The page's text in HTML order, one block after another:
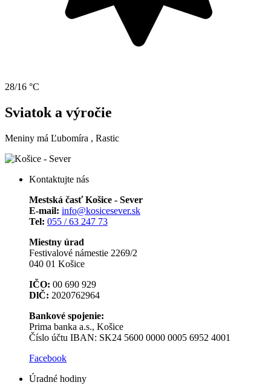
28/16 °C
Sviatok a výročie
Meniny má Ľubomíra , Rastic
Kontaktujte nás
Mestská časť Košice - Sever
E-mail: info@kosicesever.sk
Tel: 055 / 63 247 73
Miestny úrad
Festivalové námestie 2269/2
040 01 Košice
IČO: 00 690 929
DlČ: 2020762964
Bankové spojenie:
Prima banka a.s., Košice
Číslo účtu IBAN: SK24 5600 0000 0005 6952 4001
Facebook
Úradné hodiny